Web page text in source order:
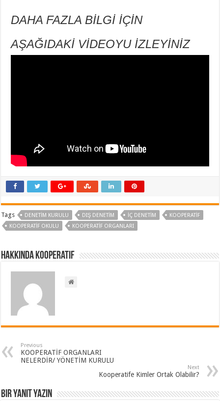
DAHA FAZLA BİLGİ İÇİN
AŞAĞIDAKİ VİDEOYU İZLEYİNİZ
Tags DENETIM KURULU DIŞ DENETIM İÇ DENETİM
KOOPERATIF
KOOPERATIF OKULU
KOOPERATIF ORGANLARI
Hakkında kooperatif
Previous
KOOPERATİF ORGANLARI
NELERDİR/ YÖNETİM KURULU
Next
Kooperatife Kimler Ortak Olabilir?
Bir yanıt yazın